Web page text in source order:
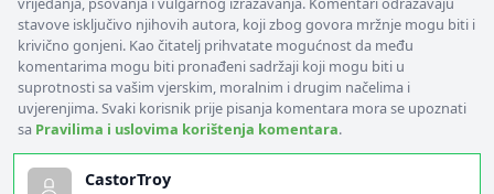
stavove isključivo njihovih autora, koji zbog govora mržnje mogu biti i
krivično gonjeni. Kao čitatelj prihvatate mogućnost da među
komentarima mogu biti pronađeni sadržaji koji mogu biti u
suprotnosti sa vašim vjerskim, moralnim i drugim načelima i
uvjerenjima. Svaki korisnik prije pisanja komentara mora se upoznati
sa Pravilima i uslovima korištenja komentara.
CastorTroy